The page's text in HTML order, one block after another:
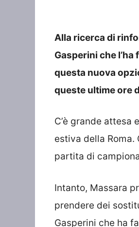
Alla ricerca di
Gasperini che
questa nuova
queste ultime ore
C’è grande attesa
estiva della
partita di
Intanto, Massara
prendere dei
Gasperini che ha